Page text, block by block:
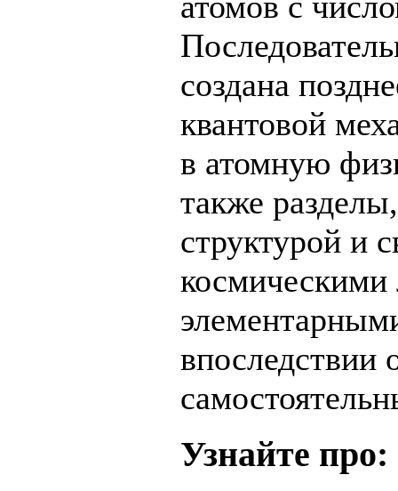
создана
квантовой
в атомную
также
структурой и
впоследствии
Узнайте про: